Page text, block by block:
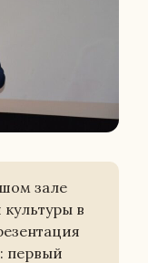
зале
в
первый